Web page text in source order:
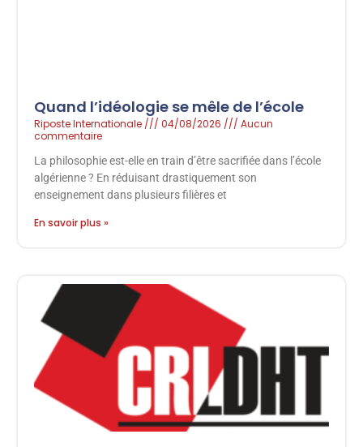
Quand l’idéologie se mêle de l’école
Riposte Internationale 04/08/2026
Aucun
commentaire
La philosophie est-elle en train d’être sacrifiée dans l’école
algérienne ? En réduisant drastiquement son
enseignement dans plusieurs filières et
En savoir plus »